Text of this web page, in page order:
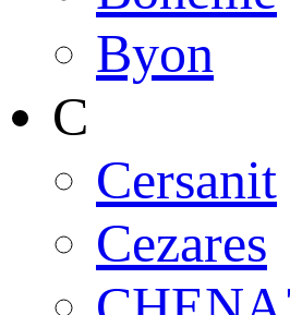
Byon
C
Cersanit
Cezares